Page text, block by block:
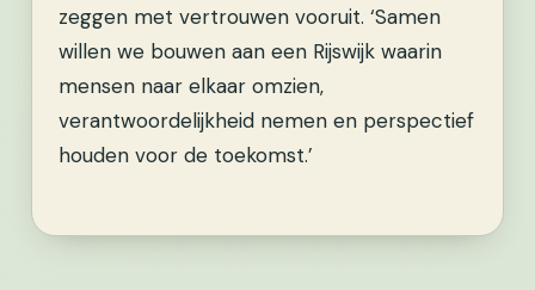
zeggen met vertrouwen vooruit. ‘Samen
willen we bouwen aan een Rijswijk waarin
mensen naar elkaar omzien,
verantwoordelijkheid nemen en perspectief
houden voor de toekomst.’